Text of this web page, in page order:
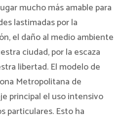
mucho más amable para
lastimadas por la
el daño al medio ambiente
ciudad, por la escaza
libertad. El modelo de
Metropolitana de
principal el uso intensivo
particulares. Esto ha